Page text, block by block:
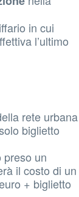
in cui
l’ultimo
rete urbana
biglietto
un
il costo di un
+ biglietto